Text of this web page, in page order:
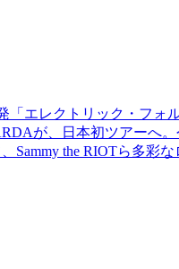
「エレクトリック・フォ
が、日本初ツアーへ。
Sammy the RIOTら多彩